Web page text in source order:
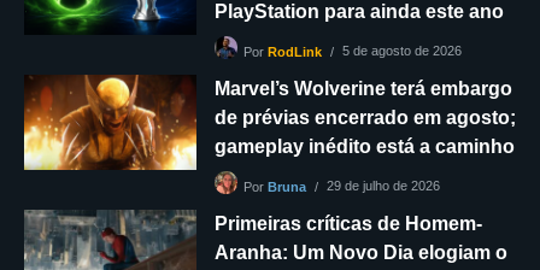
PlayStation para ainda este ano
Por RodLink 5 de agosto de 2026
Marvel’s Wolverine terá embargo
de prévias encerrado em agosto;
gameplay inédito está a caminho
Por Bruna 29 de julho de 2026
Primeiras críticas de Homem-
Aranha: Um Novo Dia elogiam o